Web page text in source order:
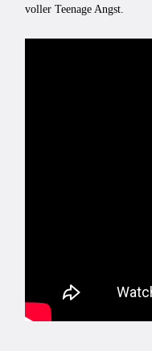
voller Teenage Angst.